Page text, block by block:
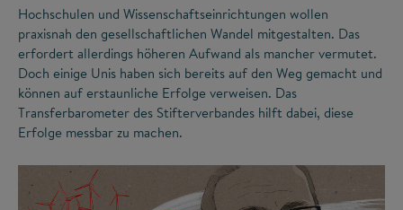
Hochschulen und Wissenschaftseinrichtungen wollen
praxisnah den gesellschaftlichen Wandel mitgestalten. Das
erfordert allerdings höheren Aufwand als mancher vermutet.
Doch einige Unis haben sich bereits auf den Weg gemacht und
können auf erstaunliche Erfolge verweisen. Das
Transferbarometer des Stifterverbandes hilft dabei, diese
Erfolge messbar zu machen.